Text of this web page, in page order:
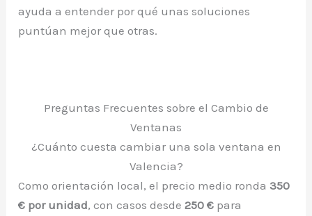
ayuda a entender por qué unas soluciones
puntúan mejor que otras.
Preguntas Frecuentes sobre el Cambio de
Ventanas
¿Cuánto cuesta cambiar una sola ventana en
Valencia?
Como orientación local, el precio medio ronda350
€ por unidad, con casos desde250 € para